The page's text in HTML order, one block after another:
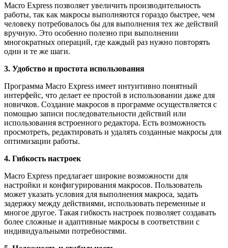
Macro Express позволяет увеличить производительность
работы, так как макросы выполняются гораздо быстрее, чем
человеку потребовалось бы для выполнения тех же действий
вручную. Это особенно полезно при выполнении
многократных операций, где каждый раз нужно повторять
одни и те же шаги.
3. Удобство и простота использования
Программа Macro Express имеет интуитивно понятный
интерфейс, что делает ее простой в использовании даже для
новичков. Создание макросов в программе осуществляется с
помощью записи последовательности действий или
использования встроенного редактора. Есть возможность
просмотреть, редактировать и удалять созданные макросы для
оптимизации работы.
4. Гибкость настроек
Macro Express предлагает широкие возможности для
настройки и конфигурирования макросов. Пользователь
может указать условия для выполнения макроса, задать
задержку между действиями, использовать переменные и
многое другое. Такая гибкость настроек позволяет создавать
более сложные и адаптивные макросы в соответствии с
индивидуальными потребностями.